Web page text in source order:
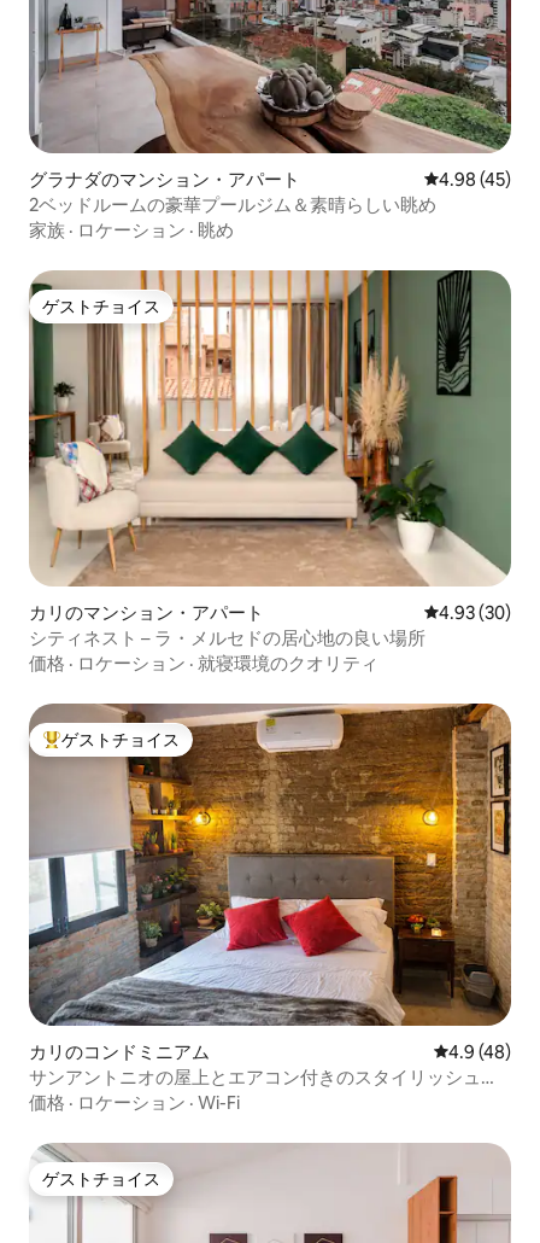
グラナダのマンション・アパート レビュー45
4.98 (45)
2ベッドルームの豪華プールジム＆素晴らしい眺め
家族 · ロケーション · 眺め
ゲストチョイス
ゲストチョイス
カリのマンション・アパート レビュー30
4.93 (30)
シティネスト – ラ・メルセドの居心地の良い場所
価格 · ロケーション · 就寝環境のクオリティ
大好評のゲストチョイスです。
ゲストチョイス
カリのコンドミニアム レビュー48
4.9 (48)
サンアントニオの屋上とエアコン付きのスタイリッシュな
スタジオ
価格 · ロケーション · Wi-Fi
ゲストチョイス
ゲストチョイス